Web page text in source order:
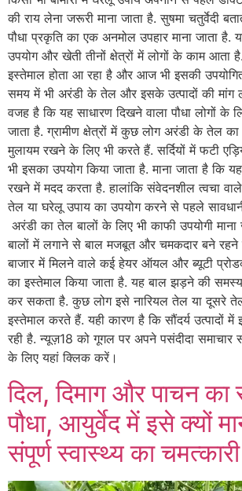
की राय लेना जरूरी माना जाता है. सुषमा चतुर्वेदी
पौधा प्रकृति का एक अनमोल उपहार माना जाता है.
उपयोग और खेती तीनों क्षेत्रों में लोगों के काम आता
इस्तेमाल होता आ रहा है और आज भी इसकी
समय में भी अरंडी के तेल और इसके उत्पादों की मांग
वजह है कि यह साधारण दिखने वाला पौधा लोगों के
जाता है. ग्रामीण क्षेत्रों में कुछ लोग अरंडी के तेल का
मुलायम रखने के लिए भी करते हैं. सर्दियों में फटी
भी इसका उपयोग किया जाता है. माना जाता है कि
रखने में मदद करता है. हालांकि संवेदनशील त्वचा
तेल या घरेलू उपाय का उपयोग करने से पहले
अरंडी का तेल बालों के लिए भी काफी उपयोगी
बालों में लगाने से बाल मजबूत और चमकदार बने रहने
बाजार में मिलने वाले कई हेयर ऑयल और ब्यूटी
का इस्तेमाल किया जाता है. यह बाल झड़ने की
कर सकता है. कुछ लोग इसे नारियल तेल या दूसरे
इस्तेमाल करते हैं. यही कारण है कि सौंदर्य उत्पादों में
रही है. न्यूज़18 को गूगल पर अपने पसंदीदा
के लिए यहां क्लिक करें।
दिल, दिमाग और पाचन का
पौधा, आयुर्वेद में इसे क्यों
संपूर्ण स्वास्थ्य का